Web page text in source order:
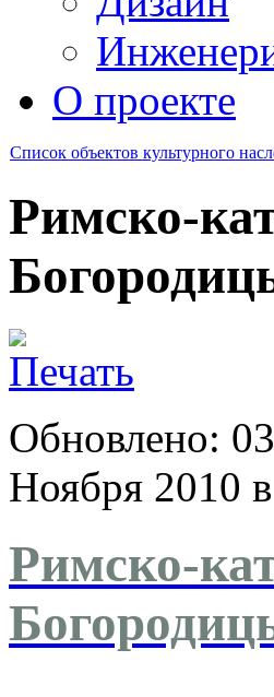
О проекте
Список объектов культурного
Римско-
Обновлено:
Ноября 2010
Римско-